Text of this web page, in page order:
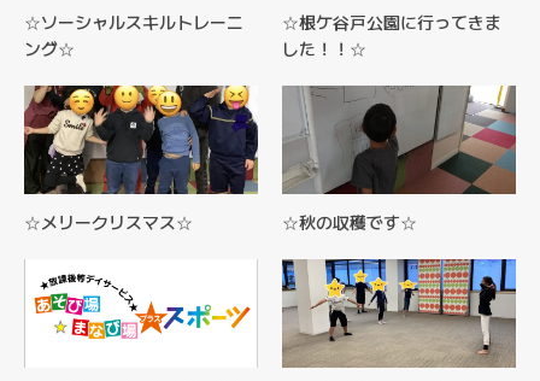
☆ソーシャルスキルトレーニ
ング☆
☆根ケ谷戸公園に行ってきま
した！！☆
☆メリークリスマス☆ ☆秋の収穫です☆